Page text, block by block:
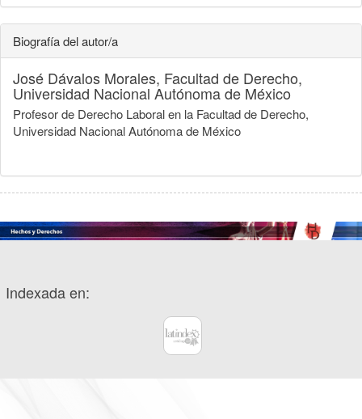
Biografía del autor/a
José Dávalos Morales, Facultad de Derecho,
Universidad Nacional Autónoma de México
Profesor de Derecho Laboral en la Facultad de Derecho,
Universidad Nacional Autónoma de México
Indexada en: